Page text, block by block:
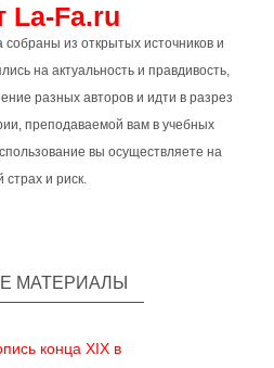
La-Fa.ru
из открытых источников и
на актуальность и правдивость,
разных авторов и идти в разрез
преподаваемой вам в учебных
вы осуществляете на
страх и риск.
МАТЕРИАЛЫ
конца XIX в